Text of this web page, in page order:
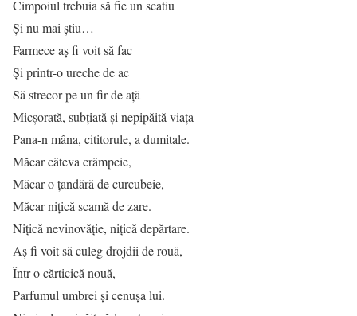
Cimpoiul trebuia să fie un scatiu
Și nu mai știu…
Farmece aș fi voit să fac
Și printr-o ureche de ac
Să strecor pe un fir de ață
Micșorată, subțiată și nepipăită viața
Pana-n mâna, cititorule, a dumitale.
Măcar câteva crâmpeie,
Măcar o țandără de curcubeie,
Măcar nițică scamă de zare.
Nițică nevinovăție, nițică depărtare.
Aș fi voit să culeg drojdii de rouă,
Într-o cărticică nouă,
Parfumul umbrei și cenușa lui.